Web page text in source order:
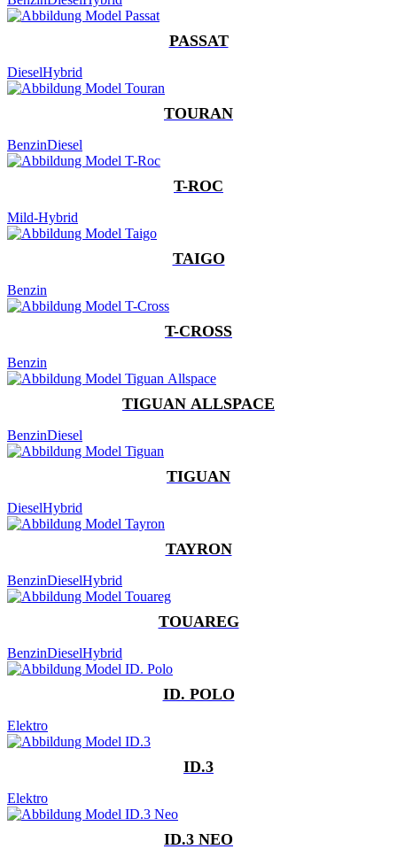
PASSAT
DieselHybrid
TOURAN
BenzinDiesel
T-ROC
Mild-Hybrid
TAIGO
Benzin
T-CROSS
Benzin
TIGUAN ALLSPACE
BenzinDiesel
TIGUAN
DieselHybrid
TAYRON
BenzinDieselHybrid
TOUAREG
BenzinDieselHybrid
ID. POLO
Elektro
ID.3
Elektro
ID.3 NEO